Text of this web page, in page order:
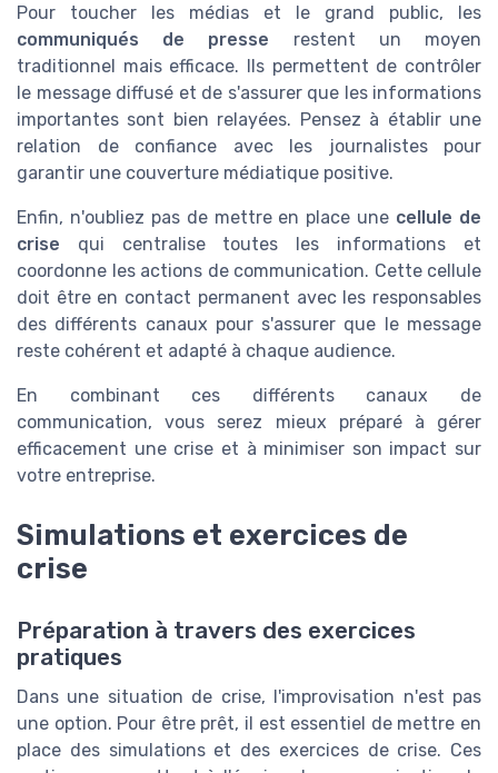
Pour toucher les médias et le grand public, les
communiqués de presse restent un moyen
traditionnel mais efficace. Ils permettent de contrôler
le message diffusé et de s'assurer que les informations
importantes sont bien relayées. Pensez à établir une
relation de confiance avec les journalistes pour
garantir une couverture médiatique positive.
Enfin, n'oubliez pas de mettre en place une cellule de
crise qui centralise toutes les informations et
coordonne les actions de communication. Cette cellule
doit être en contact permanent avec les responsables
des différents canaux pour s'assurer que le message
reste cohérent et adapté à chaque audience.
En combinant ces différents canaux de
communication, vous serez mieux préparé à gérer
efficacement une crise et à minimiser son impact sur
votre entreprise.
Simulations et exercices de
crise
Préparation à travers des exercices
pratiques
Dans une situation de crise, l'improvisation n'est pas
une option. Pour être prêt, il est essentiel de mettre en
place des simulations et des exercices de crise. Ces